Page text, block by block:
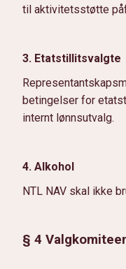
til aktivitetsstøtte
3. Etatstillitsvalgte
betingelser for
internt lønnsutvalg.
4. Alkohol
NTL NAV skal ikke
§ 4